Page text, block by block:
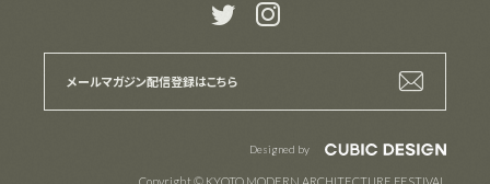
t i
メールマガジン配信登録はこちら
Designed by
Copyright © KYOTO MODERN ARCHITECTURE FESTIVAL